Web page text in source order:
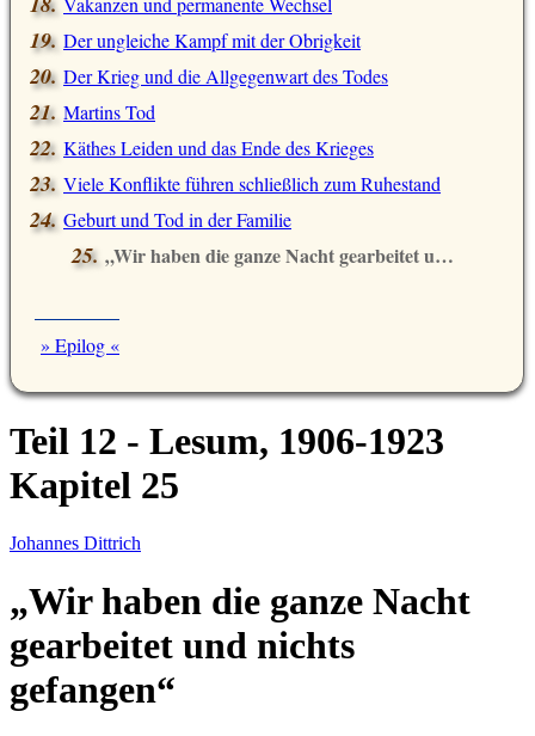
Der ungleiche Kampf mit der Obrigkeit
Der Krieg und die Allgegenwart des Todes
Martins Tod
Käthes Leiden und das Ende des Krieges
Viele Konflikte führen schließlich zum Ruhestand
Geburt und Tod in der Familie
Wir haben die ganze Nacht gearbeitet und nichts gefangen
» Epilog «
Teil 12 - Lesum, 1906-1923
Kapitel 25
Johannes Dittrich
Wir haben die ganze Nacht
gearbeitet und nichts
gefangen